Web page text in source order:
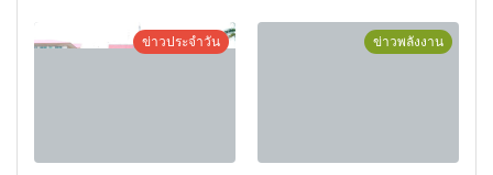
เกียรติยศแห่งการเสียสละ”
ข่าวประจำวัน ข่าวพลังงาน